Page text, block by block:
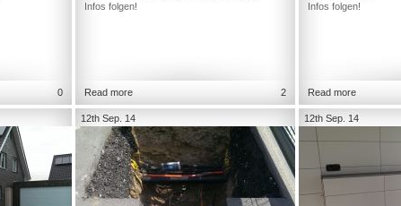
0
Infos folgen!
Read more 2
Infos folgen!
Read more
12th Sep. 14 12th Sep. 14